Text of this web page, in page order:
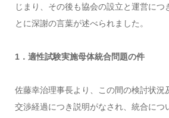
じまり、その後も協会の設立と運営につ
とに深謝の言葉が述べられました。
1．適性試験実施母体統合問題の件
佐藤幸治理事長より、この間の検討状況
交渉経過につき説明がなされ、統合につ